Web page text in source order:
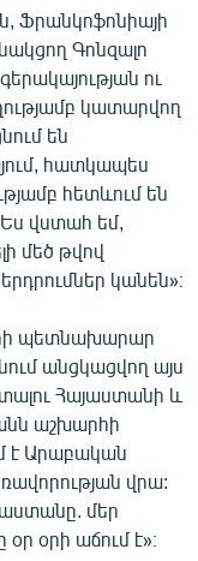
Ֆրանկոֆոնիայի
Գոնզալո
ու
կատարվող
են
հատկապես
հետևում են
վստահ եմ,
մեծ թվով
կանեն»։
պետնախարար
անցկացվող այս
Հայաստանի և
աշխարհի
է Արաբական
վրա:
մեր
օրի աճում է»։